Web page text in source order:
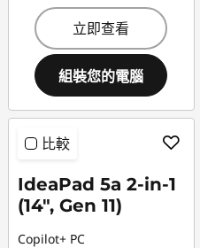
立即查看
組裝您的電腦
比較
IdeaPad 5a 2-in-1
(14", Gen 11)
Copilot+ PC